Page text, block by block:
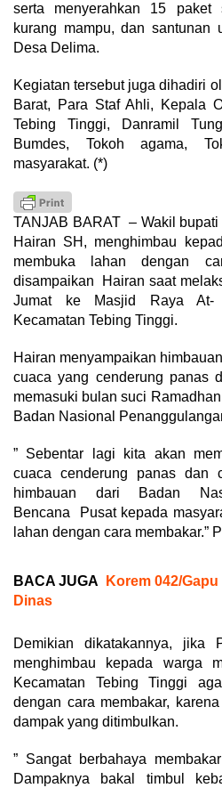
serta menyerahkan 15 paket
kurang mampu, dan santunan
Desa Delima.
Kegiatan tersebut juga dihadiri
Barat, Para Staf Ahli, Kepala
Tebing Tinggi, Danramil
Bumdes, Tokoh agama,
masyarakat. (*)
TANJAB BARAT – Wakil bupati
Hairan SH, menghimbau
membuka lahan dengan
disampaikan Hairan saat
Jumat ke Masjid Raya At-
Kecamatan Tebing Tinggi.
Hairan menyampaikan
cuaca yang cenderung panas
memasuki bulan suci
Badan Nasional
” Sebentar lagi kita akan
cuaca cenderung panas dan
himbauan dari Badan
Bencana Pusat kepada
lahan dengan cara membakar.”
BACA JUGA
Korem 042/
Dinas
Demikian dikatakannya, jika
menghimbau kepada warga
Kecamatan Tebing Tinggi
dengan cara membakar,
dampak yang ditimbulkan.
” Sangat berbahaya
Dampaknya bakal timbul